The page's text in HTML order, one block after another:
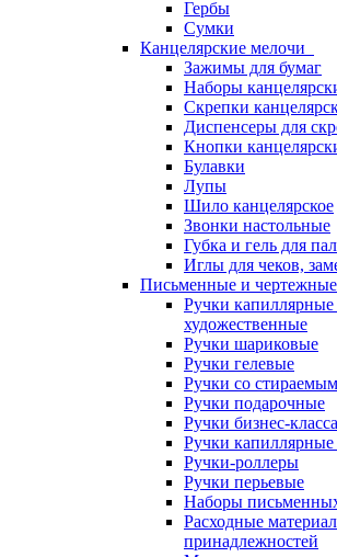
Гербы
Сумки
Канцелярские мелочи
Зажимы для бумаг
Наборы
Скрепки
Диспенсеры для
Кнопки
Булавки
Лупы
Шило канцелярское
Звонки настольные
Губка и гель для
Иглы для чеков,
Письменные и
Ручки
художественные
Ручки шариковые
Ручки гелевые
Ручки со
Ручки подарочные
Ручки бизнес-класса
Ручки
Ручки-роллеры
Ручки перьевые
Наборы
Расходные
принадлежностей